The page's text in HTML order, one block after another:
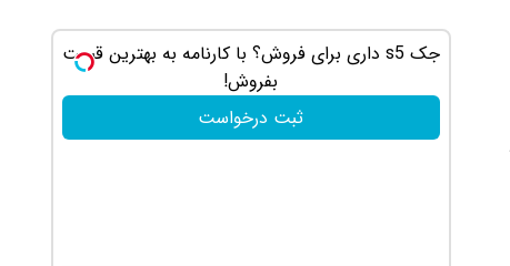
جک s5 داری برای فروش؟ با کارنامه به بهترین قیمت
بفروش!
ثبت درخواست